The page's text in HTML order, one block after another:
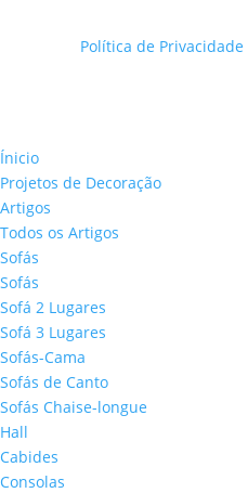
Política de Privacidade
Ínicio
Projetos de Decoração
Artigos
Todos os Artigos
Sofás
Sofás
Sofá 2 Lugares
Sofá 3 Lugares
Sofás-Cama
Sofás de Canto
Sofás Chaise-longue
Hall
Cabides
Consolas